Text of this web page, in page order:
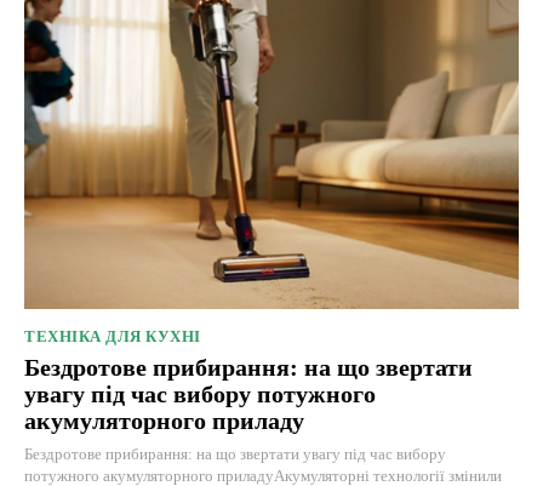
ТЕХНІКА ДЛЯ КУХНІ
Бездротове прибирання: на що звертати
увагу під час вибору потужного
акумуляторного приладу
Бездротове прибирання: на що звертати увагу під час вибору
потужного акумуляторного приладуАкумуляторні технології змінили